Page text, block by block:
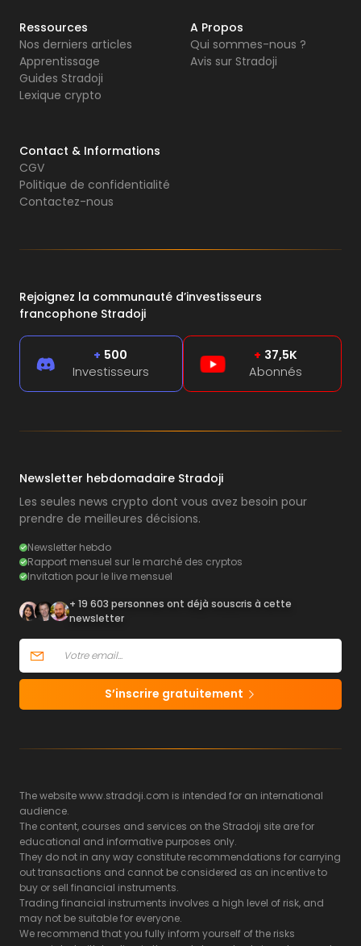
Ressources
Nos derniers articles
Apprentissage
Guides Stradoji
Lexique crypto
A Propos
Qui sommes-nous ?
Avis sur Stradoji
Contact & Informations
CGV
Politique de confidentialité
Contactez-nous
Rejoignez la communauté d’investisseurs
francophone Stradoji
+ 500
Investisseurs
+ 37,5K
Abonnés
Newsletter hebdomadaire Stradoji
Les seules news crypto dont vous avez besoin pour
prendre de meilleures décisions.
Newsletter hebdo
Rapport mensuel sur le marché des cryptos
Invitation pour le live mensuel
+ 19 603 personnes ont déjà souscris à cette
newsletter
S’inscrire gratuitement
The website www.stradoji.com is intended for an international
audience.
The content, courses and services on the Stradoji site are for
educational and informative purposes only.
They do not in any way constitute recommendations for carrying
out transactions and cannot be considered as an incentive to
buy or sell financial instruments.
Trading financial instruments involves a high level of risk, and
may not be suitable for everyone.
We recommend that you fully inform yourself of the risks